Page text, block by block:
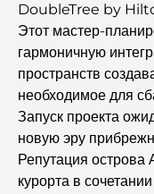
Исследование
во времени.
7 лучших
где можно
Лучшие школы
для семей с
DoubleTree by
Этот мастер-
гармоничную
пространств
необходимое для
Запуск проекта
новую эру
Репутация
курорта в